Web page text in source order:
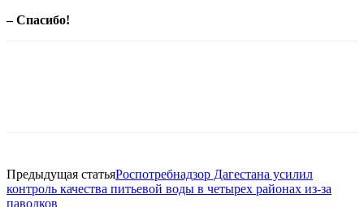
– Спасибо!
Предыдущая статьяРоспотребнадзор Дагестана усилил
контроль качества питьевой воды в четырех районах из-за
паводков